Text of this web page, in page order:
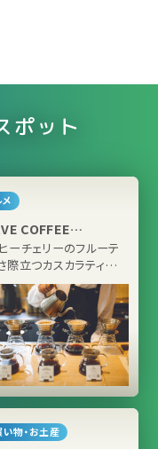
ポット
COFFEE
KAMAKURA
ーチェリーのフルーテ
際立つカスカラティーを
あれ！
い物・お土産